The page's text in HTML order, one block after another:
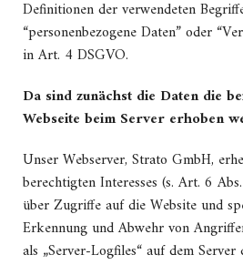
Definitionen der verwendeten
“personenbezogene Daten” oder
in Art. 4 DSGVO.
Da sind zunächst die Daten die
Webseite beim Server erhoben
Unser Webserver, Strato GmbH,
berechtigten Interesses (s. Art. 6
über Zugriffe auf die Website und
Erkennung und Abwehr von
als „Server-Logfiles“ auf dem Server